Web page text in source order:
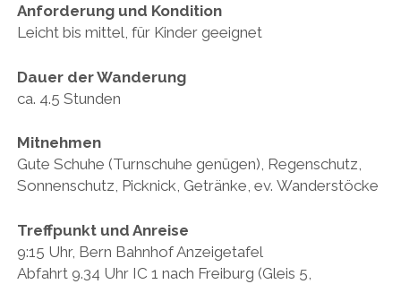
Anforderung und Kondition
Leicht bis mittel, für Kinder geeignet
Dauer der Wanderung
ca. 4.5 Stunden
Mitnehmen
Gute Schuhe (Turnschuhe genügen), Regenschutz,
Sonnenschutz, Picknick, Getränke, ev. Wanderstöcke
Treffpunkt und Anreise
9:15 Uhr, Bern Bahnhof Anzeigetafel
Abfahrt 9.34 Uhr IC 1 nach Freiburg (Gleis 5,